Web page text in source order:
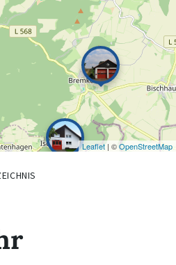
Leaflet | ©OpenStreetMap